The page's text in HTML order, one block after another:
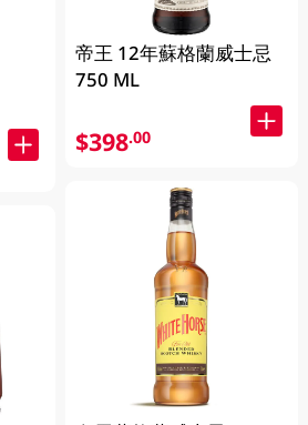
帝王 12年蘇格蘭威士忌
750 ML
$398.00